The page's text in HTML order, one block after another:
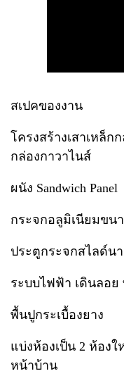
สเปคของงาน
โครงสร้างเสาเหล็
กล่องกาวาไนส์
ผนัง Sandwich
กระจกอลูมิเนียมขน
ประตูกระจกสไลด์น
ระบบไฟฟ้า เดินลอย
พื้นปูกระเบื้องยาง
แบ่งห้องเป็น 2 ห้อง
หน้าบ้าน